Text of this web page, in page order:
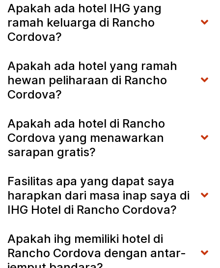
Apakah ada hotel IHG yang
ramah keluarga di Rancho
Cordova?
Apakah ada hotel yang ramah
hewan peliharaan di Rancho
Cordova?
Apakah ada hotel di Rancho
Cordova yang menawarkan
sarapan gratis?
Fasilitas apa yang dapat saya
harapkan dari masa inap saya di
IHG Hotel di Rancho Cordova?
Apakah ihg memiliki hotel di
Rancho Cordova dengan antar-